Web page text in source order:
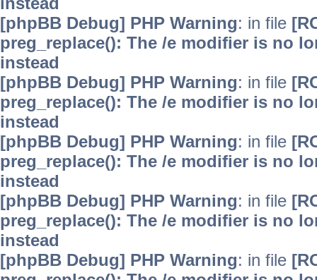
[phpBB Debug] PHP Warning: in file
preg_replace(): The /e modifier is no
instead
[phpBB Debug] PHP Warning: in file
preg_replace(): The /e modifier is no
instead
[phpBB Debug] PHP Warning: in file
preg_replace(): The /e modifier is no
instead
[phpBB Debug] PHP Warning: in file
preg_replace(): The /e modifier is no
instead
[phpBB Debug] PHP Warning: in file